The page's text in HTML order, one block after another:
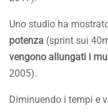
Uno studio ha
potenza (sprint sui
vengono allungati i
2005).
Diminuendo i tempi e